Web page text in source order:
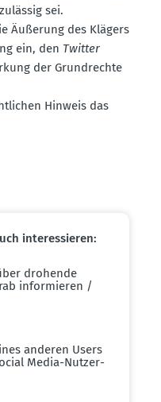
sei.
Äußerung des Klägers
ein, den Twitter
der Grund­rechte
Hinweis das
inter­es­sieren:
drohende
infor­mieren /
anderen Users
Media-Nutzer­